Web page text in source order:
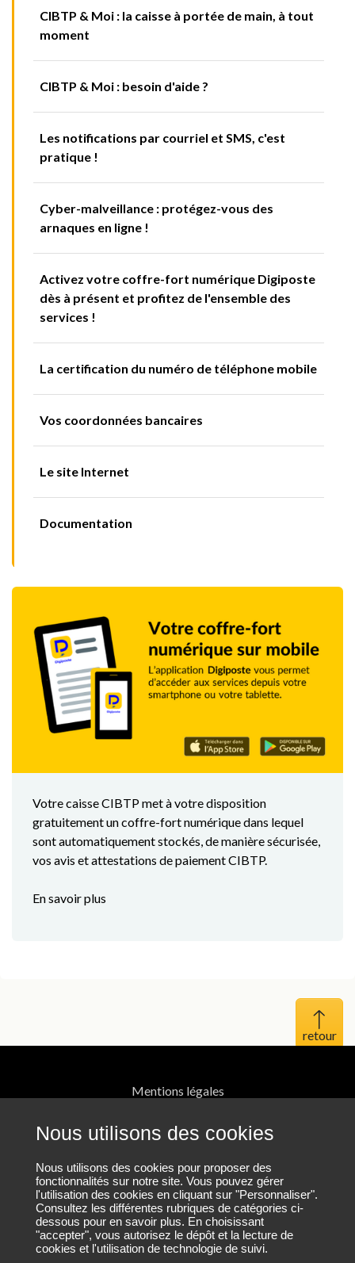
Nous utilisons des cookies
Nous utilisons des cookies pour proposer des
fonctionnalités sur notre site. Vous pouvez gérer
l'utilisation des cookies en cliquant sur "Personnaliser".
Consultez les différentes rubriques de catégories ci-
dessous pour en savoir plus. En choisissant
"accepter", vous autorisez le dépôt et la lecture de
cookies et l'utilisation de technologie de suivi.
CIBTP & Moi : la caisse à portée de main, à tout
moment
CIBTP & Moi : besoin d'aide ?
Les notifications par courriel et SMS, c'est
pratique !
Cyber-malveillance : protégez-vous des
arnaques en ligne !
Activez votre coffre-fort numérique Digiposte
dès à présent et profitez de l'ensemble des
services !
La certification du numéro de téléphone mobile
Vos coordonnées bancaires
Le site Internet
Documentation
Votre caisse CIBTP met à votre disposition
gratuitement un coffre-fort numérique dans lequel
sont automatiquement stockés, de manière sécurisée,
vos avis et attestations de paiement CIBTP.
En savoir plus
Haut
Mentions légales
Plan du site
Nos coordonnées
Nous contacter